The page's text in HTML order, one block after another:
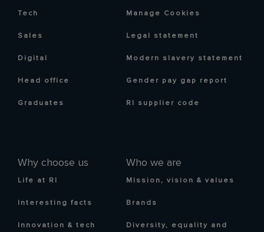
Tech
Sales
Digital
Head office
Graduates
Why choose us
Life at RI
Interesting facts
Innovation & tech
Who we are
Mission, vision & values
Brands
Diversity, equality and
Manage Cookies
Legal statement
Modern slavery statement
Gender pay gap report
RI supplier code